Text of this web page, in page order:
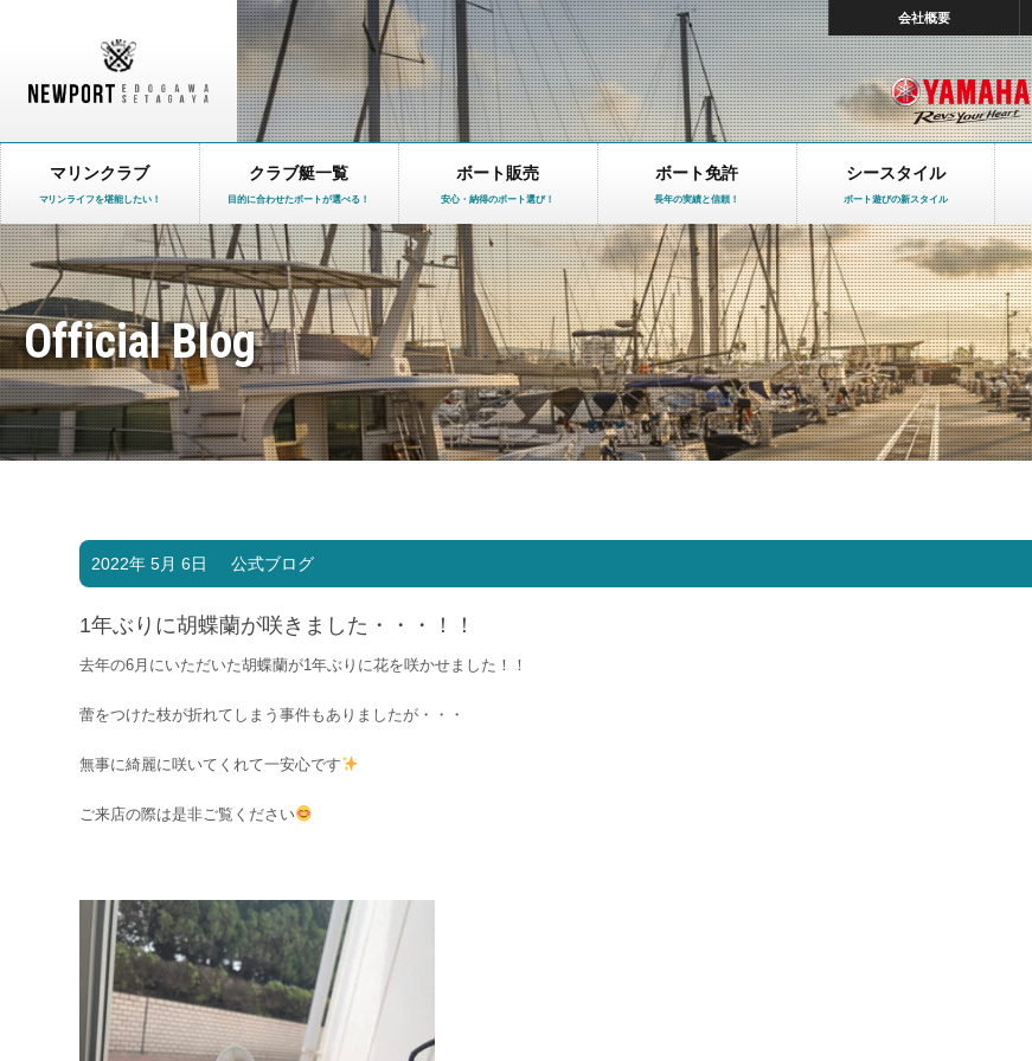
会社概要
マリンクラブ
マリンライフを堪能したい！
クラブ艇一覧
目的に合わせたボートが選べる！
ボート販売
安心・納得のボート選び！
ボート免許
長年の実績と信頼！
シースタイル
ボート遊びの新スタイル
Official Blog
2022年 5月 6日 公式ブログ
1年ぶりに胡蝶蘭が咲きました・・・！！
去年の6月にいただいた胡蝶蘭が1年ぶりに花を咲かせました！！
蕾をつけた枝が折れてしまう事件もありましたが・・・
無事に綺麗に咲いてくれて一安心です
ご来店の際は是非ご覧ください